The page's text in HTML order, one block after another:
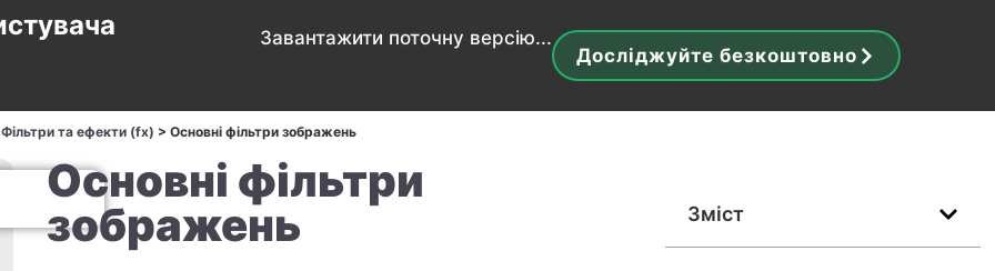
Завантажити поточну версію...
Досліджуйте безкоштовно
Фільтри та ефекти (fx) > Основні фільтри зображень
Основні фільтри
зображень
Зміст